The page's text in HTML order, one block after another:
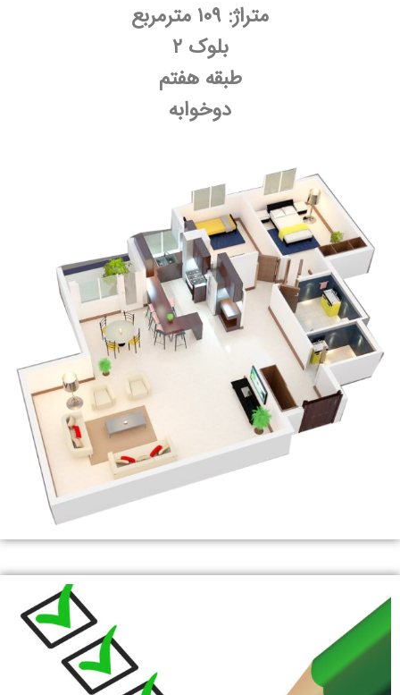
متراژ: ۱۰۹ مترمربع
بلوک ۲
طبقه هفتم
دوخوابه